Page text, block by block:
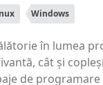
Windows
în lumea
cât și
de programare